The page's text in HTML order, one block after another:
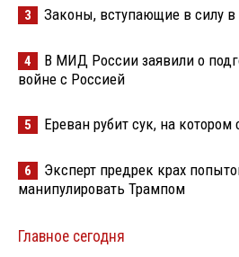
3 Законы, вступающие в силу в
4
В МИД России заявили о
войне с Россией
5 Ереван рубит сук, на котором
6
Эксперт предрек крах
манипулировать Трампом
Главное сегодня